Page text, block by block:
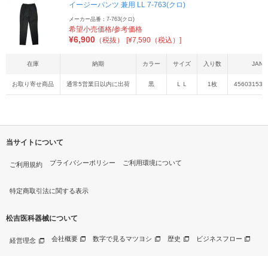
イージーパンツ 兼用 LL 7-763(クロ)
メーカー品番：7-763(クロ)
希望小売価格/参考価格
¥6,900 （税抜） [¥7,590（税込）]
在庫 納期 カラー サイズ 入り数 JAN
お取り寄せ商品 通常5営業日以内に出荷 黒 ＬＬ 1枚
当サイトについて
ご利用規約 プライバシーポリシー ご利用環境について
特定商取引法に関する表示
松吉医科器械について
経営理念 会社概要 数字で見るマツヨシ 歴史 ビジネスフロー